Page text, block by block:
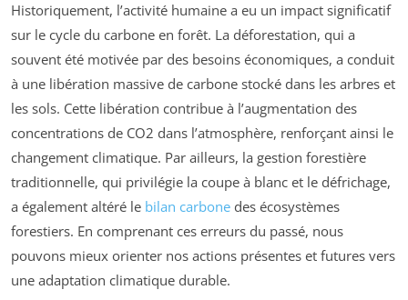
Historiquement, l’activité humaine a eu un impact significatif
sur le cycle du carbone en forêt. La déforestation, qui a
souvent été motivée par des besoins économiques, a conduit
à une libération massive de carbone stocké dans les arbres et
les sols. Cette libération contribue à l’augmentation des
concentrations de CO2 dans l’atmosphère, renforçant ainsi le
changement climatique. Par ailleurs, la gestion forestière
traditionnelle, qui privilégie la coupe à blanc et le défrichage,
a également altéré le bilan carbone des écosystèmes
forestiers. En comprenant ces erreurs du passé, nous
pouvons mieux orienter nos actions présentes et futures vers
une adaptation climatique durable.